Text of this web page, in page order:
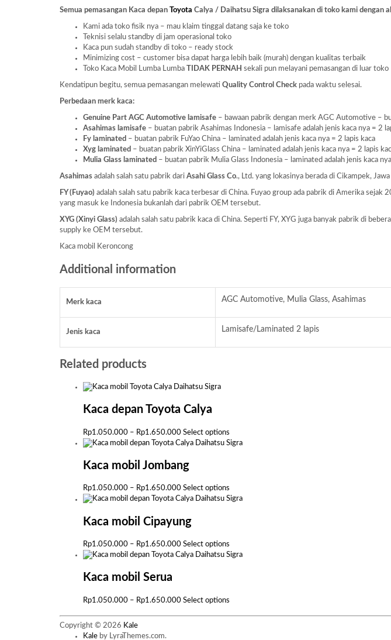
Semua pemasangan Kaca depan Toyota Calya / Daihatsu Sigra dilaksanakan di toko kami dengan
Kami ada toko fisik nya – mau klaim tinggal datang saja ke toko
Teknisi selalu standby di jam operasional toko
Kaca pun sudah standby di toko – ready stock
Minimizing cost – customer bisa dapat harga lebih baik (murah) dengan kualitas terbaik
Toko Kaca Mobil Lumba Lumba
TIDAK PERNAH sekali pun melayani pemasangan di luar toko
Kendatipun begitu, semua pemasangan melewati Quality Control Check pada waktu selesai.
Perbedaan merk kaca:
Genuine Part AGC Automotive lamisafe – bawaan pabrik dengan merk AGC Automotive –
Asahimas lamisafe – buatan pabrik Asahimas Indonesia – lamisafe adalah jenis kaca nya = 2
Fy laminated – buatan pabrik FuYao China – laminated adalah jenis kaca nya = 2 lapis kaca
Xyg laminated – buatan pabrik XinYiGlass China – laminated adalah jenis kaca nya = 2 lapis
Mulia Glass laminated – buatan pabrik Mulia Glass Indonesia – laminated adalah jenis kaca
Asahimas adalah salah satu pabrik dari Asahi Glass Co., Ltd. yang lokasinya berada di Cikampek,
FY (Fuyao) adalah salah satu pabrik kaca terbesar di China. Fuyao group ada pabrik di Amerika
yang masuk ke Indonesia bukanlah dari pabrik OEM tersebut.
XYG (Xinyi Glass) adalah salah satu pabrik kaca di China. Seperti FY, XYG juga banyak pabrik di
supply ke OEM tersebut.
Kaca mobil Keroncong
Additional information
Merk kaca AGC Automotive, Mulia Glass, Asahimas
Jenis kaca Lamisafe/Laminated 2 lapis
Related products
Kaca depan Toyota Calya
Rp1.050.000 – Rp1.650.000Price
range:
through
Rp1.650.000
Select options
product
options
product
Kaca mobil Jombang
Rp1.050.000 – Rp1.650.000Price
range:
through
Rp1.650.000
Select options
product
options
product
Kaca mobil Cipayung
Rp1.050.000 – Rp1.650.000Price
range:
Select options
product
may
Kaca mobil Serua
Rp1.050.000 – Rp1.650.000Price
Select options
Copyright © 2026 Kale
Kale by LyraThemes.com.